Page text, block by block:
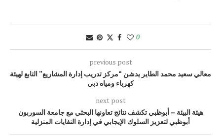
0
previous post
معالي سعيد محمد الطاير يدشن “مركز تدريب إدارة المشاريع” التابع لهيئة
كهرباء ومياه دبي
next post
هيئة البيئة – أبوظبي تكشف نتائج تعاونها البحثي مع جامعة السوربون
أبوظبي لتعزيز السلوك الإيجابي في إدارة النفايات المنزلية